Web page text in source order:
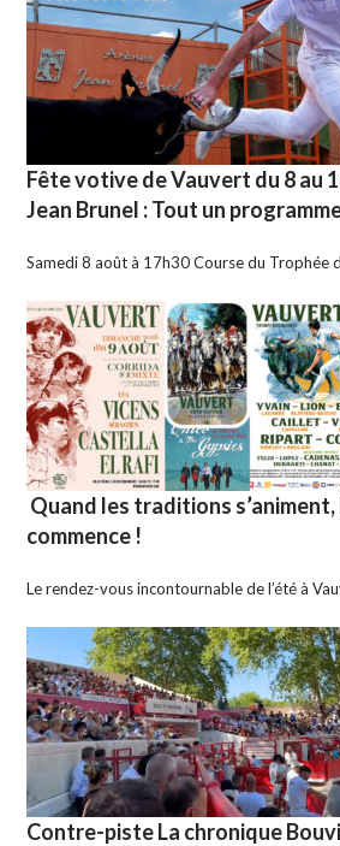
Fête votive de Vauvert du 8 au
Jean Brunel : Tout un
Samedi 8 août à 17h30 Course du Trophée
Quand les traditions
commence !
Le rendez-vous incontournable de l’été à
Contre-piste La chronique